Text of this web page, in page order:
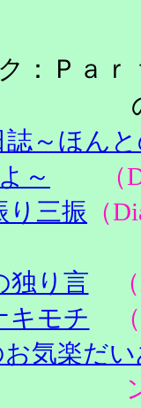
：Ｐａ
誌～ほん
～
（
り三振 （
独り言 （
キモチ （
気楽だ